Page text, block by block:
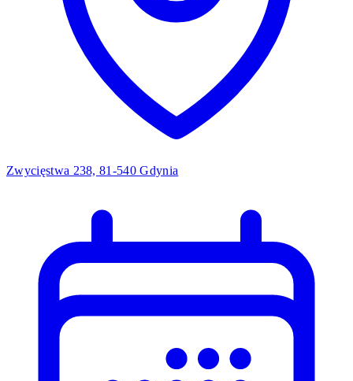
Zwycięstwa 238, 81-540 Gdynia